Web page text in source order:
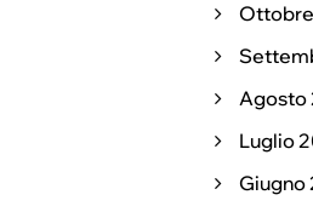
Agosto
Luglio
Giugno